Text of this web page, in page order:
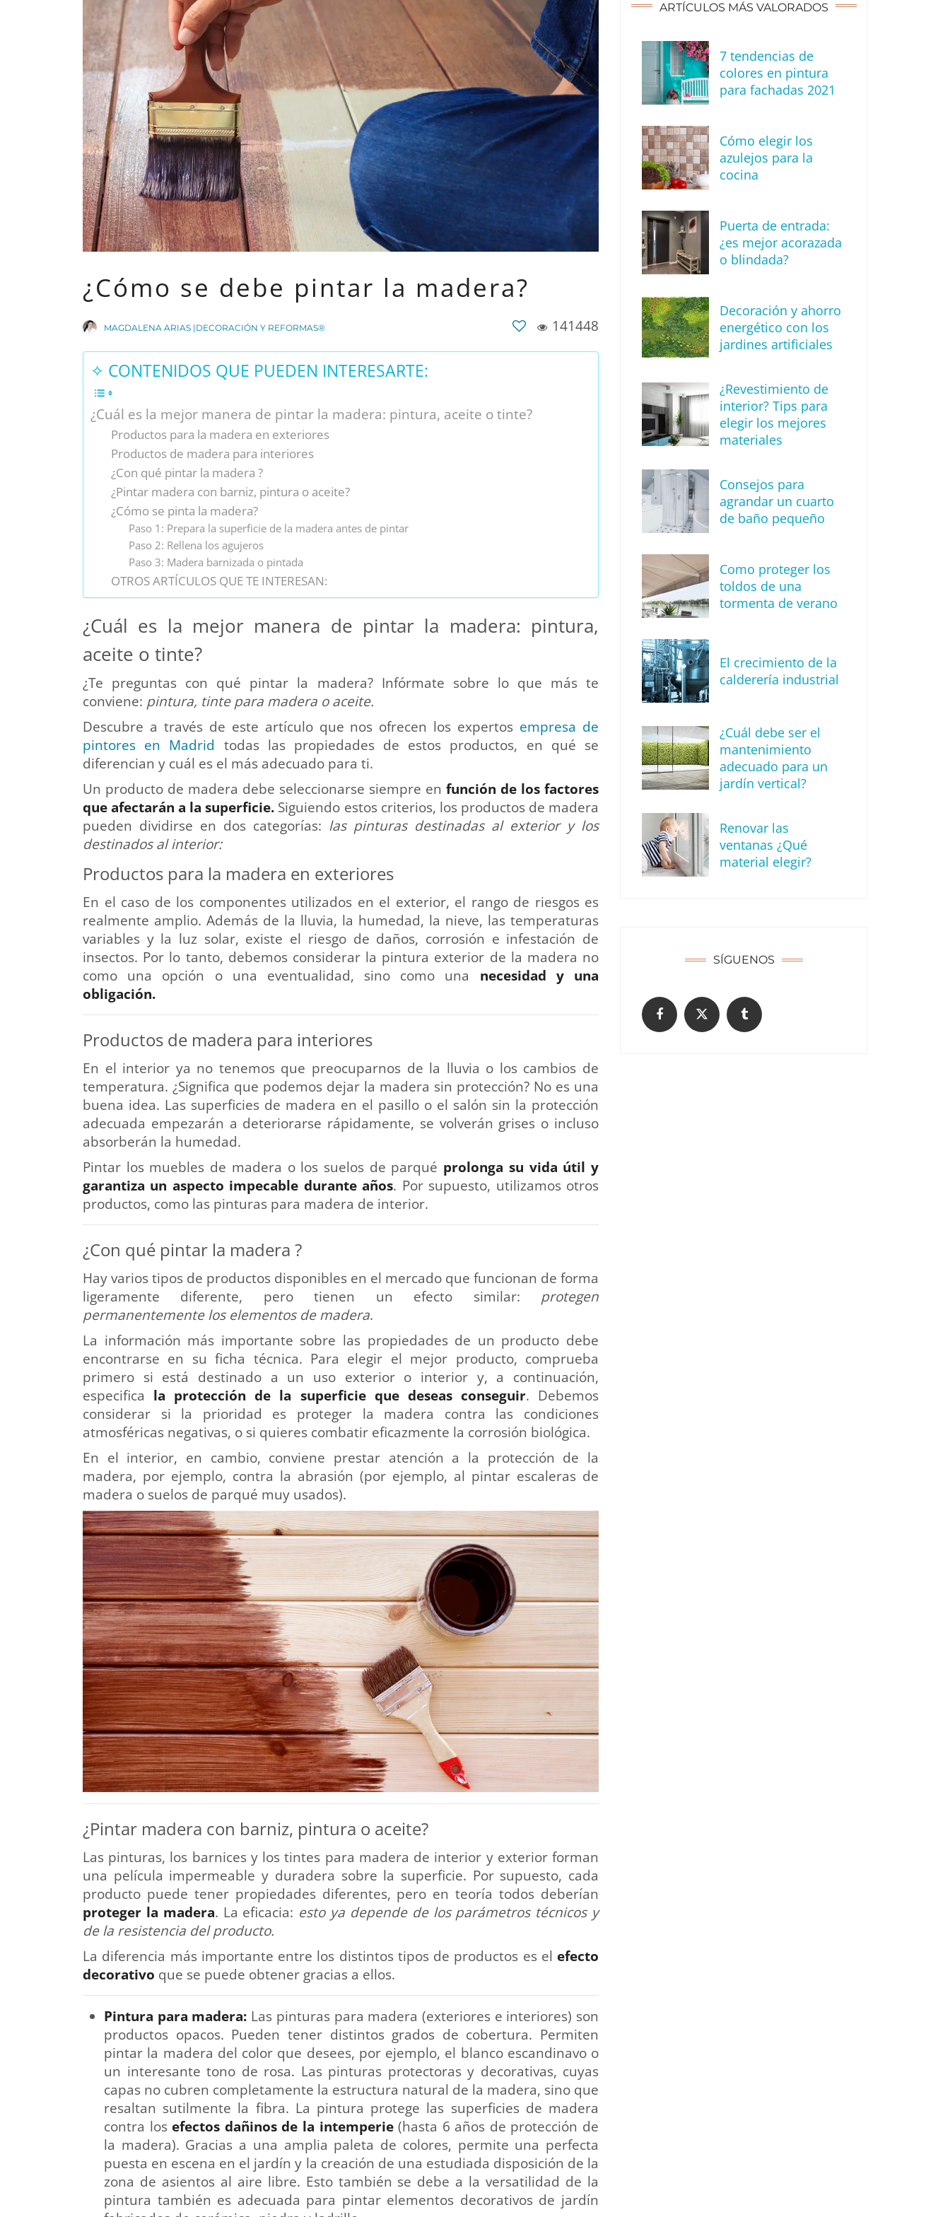
¿Cómo se debe pintar la madera?
MAGDALENA ARIAS |DECORACIÓN Y REFORMAS® 141448
✧ CONTENIDOS QUE PUEDEN INTERESARTE:
¿Cuál es la mejor manera de pintar la madera: pintura, aceite o tinte?
Productos para la madera en exteriores
Productos de madera para interiores
¿Con qué pintar la madera ?
¿Pintar madera con barniz, pintura o aceite?
¿Cómo se pinta la madera?
Paso 1: Prepara la superficie de la madera antes de pintar
Paso 2: Rellena los agujeros
Paso 3: Madera barnizada o pintada
OTROS ARTÍCULOS QUE TE INTERESAN:
¿Cuál es la mejor manera de pintar la madera: pintura,
aceite o tinte?
¿Te preguntas con qué pintar la madera? Infórmate sobre lo que más te
conviene: pintura, tinte para madera o aceite.
Descubre a través de este artículo que nos ofrecen los expertos empresa de
pintores en Madrid todas las propiedades de estos productos, en qué se
diferencian y cuál es el más adecuado para ti.
Un producto de madera debe seleccionarse siempre en función de los factores
que afectarán a la superficie. Siguiendo estos criterios, los productos de madera
pueden dividirse en dos categorías: las pinturas destinadas al exterior y los
destinados al interior:
Productos para la madera en exteriores
En el caso de los componentes utilizados en el exterior, el rango de riesgos es
realmente amplio. Además de la lluvia, la humedad, la nieve, las temperaturas
variables y la luz solar, existe el riesgo de daños, corrosión e infestación de
insectos. Por lo tanto, debemos considerar la pintura exterior de la madera no
como una opción o una eventualidad, sino como una necesidad y una
obligación.
Productos de madera para interiores
En el interior ya no tenemos que preocuparnos de la lluvia o los cambios de
temperatura. ¿Significa que podemos dejar la madera sin protección? No es una
buena idea. Las superficies de madera en el pasillo o el salón sin la protección
adecuada empezarán a deteriorarse rápidamente, se volverán grises o incluso
absorberán la humedad.
Pintar los muebles de madera o los suelos de parqué prolonga su vida útil y
garantiza un aspecto impecable durante años. Por supuesto, utilizamos otros
productos, como las pinturas para madera de interior.
¿Con qué pintar la madera ?
Hay varios tipos de productos disponibles en el mercado que funcionan de forma
ligeramente diferente, pero tienen un efecto similar: protegen
permanentemente los elementos de madera.
La información más importante sobre las propiedades de un producto debe
encontrarse en su ficha técnica. Para elegir el mejor producto, comprueba
primero si está destinado a un uso exterior o interior y, a continuación,
especifica la protección de la superficie que deseas conseguir. Debemos
considerar si la prioridad es proteger la madera contra las condiciones
atmosféricas negativas, o si quieres combatir eficazmente la corrosión biológica.
En el interior, en cambio, conviene prestar atención a la protección de la
madera, por ejemplo, contra la abrasión (por ejemplo, al pintar escaleras de
madera o suelos de parqué muy usados).
¿Pintar madera con barniz, pintura o aceite?
Las pinturas, los barnices y los tintes para madera de interior y exterior forman
una película impermeable y duradera sobre la superficie. Por supuesto, cada
producto puede tener propiedades diferentes, pero en teoría todos deberían
proteger la madera. La eficacia: esto ya depende de los parámetros técnicos y
de la resistencia del producto.
La diferencia más importante entre los distintos tipos de productos es el efecto
decorativo que se puede obtener gracias a ellos.
Pintura para madera: Las pinturas para madera (exteriores e interiores) son
productos opacos. Pueden tener distintos grados de cobertura. Permiten
pintar la madera del color que desees, por ejemplo, el blanco escandinavo o
un interesante tono de rosa. Las pinturas protectoras y decorativas, cuyas
capas no cubren completamente la estructura natural de la madera, sino que
resaltan sutilmente la fibra. La pintura protege las superficies de madera
contra losefectos dañinos de la intemperie(hasta 6 años de protección de
la madera). Gracias a una amplia paleta de colores, permite una perfecta
puesta en escena en el jardín y la creación de una estudiada disposición de la
zona de asientos al aire libre. Esto también se debe a la versatilidad de la
pintura también es adecuada para pintar elementos decorativos de jardín
ARTÍCULOS MÁS VALORADOS
7 tendencias de
colores en pintura
para fachadas 2021
Cómo elegir los
azulejos para la
cocina
Puerta de entrada:
¿es mejor acorazada
o blindada?
Decoración y ahorro
energético con los
jardines artificiales
¿Revestimiento de
interior? Tips para
elegir los mejores
materiales
Consejos para
agrandar un cuarto
de baño pequeño
Como proteger los
toldos de una
tormenta de verano
El crecimiento de la
calderería industrial
¿Cuál debe ser el
mantenimiento
adecuado para un
jardín vertical?
Renovar las
ventanas ¿Qué
material elegir?
SÍGUENOS